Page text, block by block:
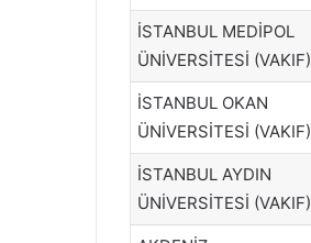
İSTANBUL MEDİPOL
ÜNİVERSİTESİ (VAKIF)
İSTANBUL OKAN
ÜNİVERSİTESİ (VAKIF)
İSTANBUL AYDIN
ÜNİVERSİTESİ (VAKIF)